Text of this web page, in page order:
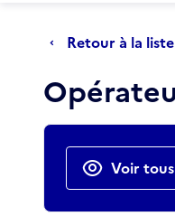
Retour à la liste
Actions
Voir